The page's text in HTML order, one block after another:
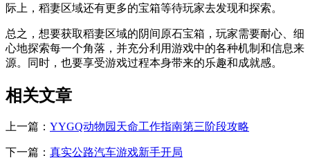
际上，稻妻区域还有更多的宝箱等待玩家去发现和探索。
总之，想要获取稻妻区域的阴间原石宝箱，玩家需要耐心、细
心地探索每一个角落，并充分利用游戏中的各种机制和信息来
源。同时，也要享受游戏过程本身带来的乐趣和成就感。
相关文章
上一篇： YYGQ动物园天命工作指南第三阶段攻略
下一篇： 真实公路汽车游戏新手开局